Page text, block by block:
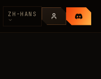
ZH-HANS